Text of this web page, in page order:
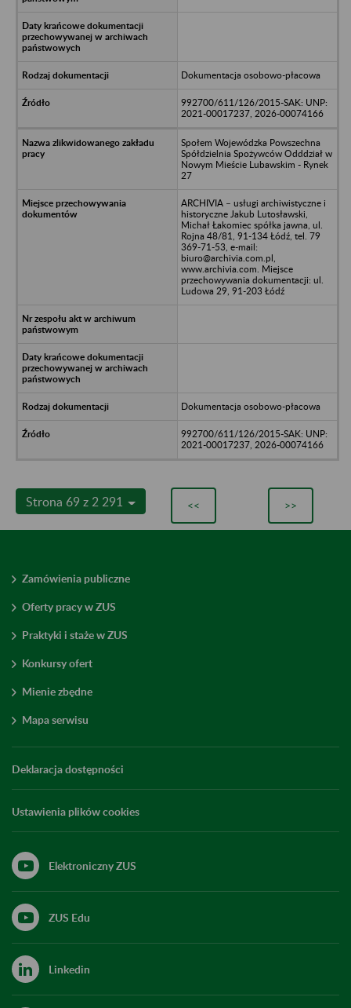
Dokumentacja osobowo-płacowa
992700/611/126/2015-SAK: UNP:
2021-00017237, 2026-00074166
Społem Wojewódzka Powszechna
Spółdzielnia Spożywców Odddział w
Nowym Mieście Lubawskim - Rynek
27
ARCHIVIA – usługi archiwistyczne i
historyczne Jakub Lutosławski,
Michał Łakomiec spółka jawna, ul.
Rojna 48/81, 91-134 Łódź, tel. 79
369-71-53, e-mail:
biuro@archivia.com.pl,
www.archivia.com. Miejsce
przechowywania dokumentacji: ul.
Ludowa 29, 91-203 Łódź
Dokumentacja osobowo-płacowa
992700/611/126/2015-SAK: UNP:
2021-00017237, 2026-00074166
Strona 69 z 2 291 << >>
Zamówienia publiczne
Oferty pracy w ZUS
Praktyki i staże w ZUS
Konkursy ofert
Mienie zbędne
Mapa serwisu
Deklaracja dostępności
Ustawienia plików cookies
Elektroniczny ZUS
ZUS Edu
Linkedin